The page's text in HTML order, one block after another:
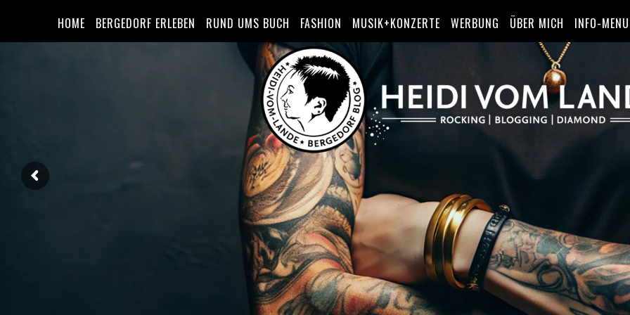
HOME BERGEDORF ERLEBEN RUND UMS BUCH FASHION MUSIK+KONZERTE WERBUNG ÜBER MICH INFO-